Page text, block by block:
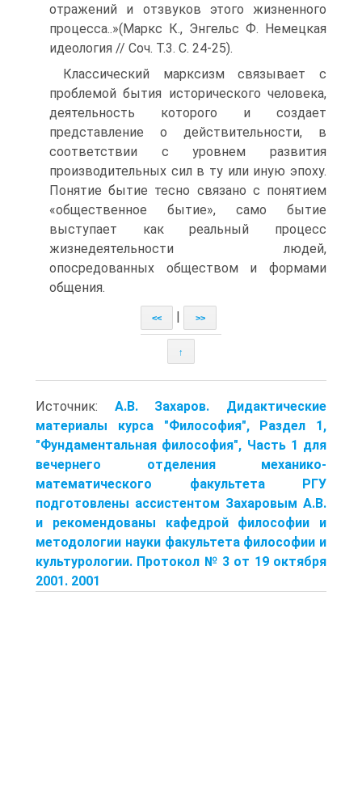
отражений и отзвуков этого жизненного
процесса..»(Маркс К., Энгельс Ф. Немецкая
идеология // Соч. Т.3. С. 24-25).
Классический марксизм связывает с
проблемой бытия исторического человека,
деятельность которого и создает
представление о действительности, в
соответствии с уровнем развития
производительных сил в ту или иную эпоху.
Понятие бытие тесно связано с понятием
«общественное бытие», само бытие
выступает как реальный процесс
жизнедеятельности людей,
опосредованных обществом и формами
общения.
<< >>
↑
Источник: А.В. Захаров. Дидактические
материалы курса "Философия", Раздел 1,
"Фундаментальная философия", Часть 1 для
вечернего отделения механико-
математического факультета РГУ
подготовлены ассистентом Захаровым А.В.
и рекомендованы кафедрой философии и
методологии науки факультета философии и
культурологии. Протокол № 3 от 19 октября
2001. 2001